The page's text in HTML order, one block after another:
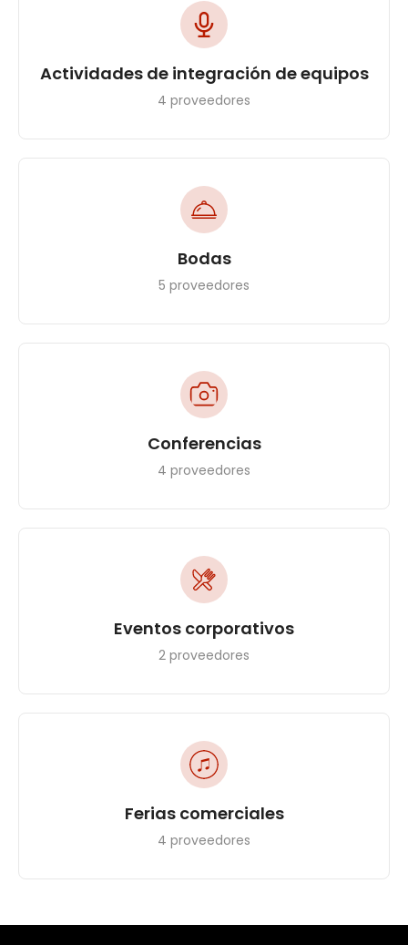
Actividades de integración de equipos
4 proveedores
Bodas
5 proveedores
Conferencias
4 proveedores
Eventos corporativos
2 proveedores
Ferias comerciales
4 proveedores